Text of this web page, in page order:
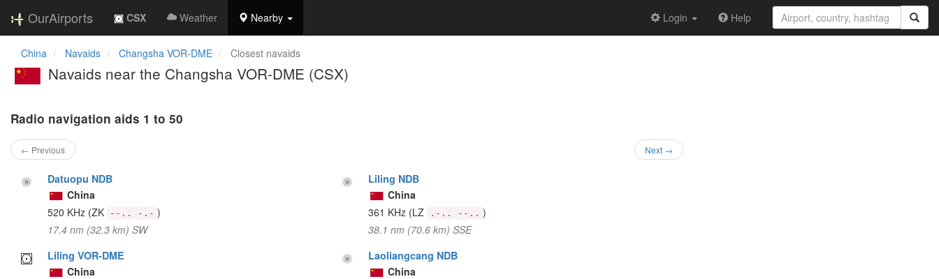
OurAirports CSX Weather Nearby Login Help
China Navaids Changsha VOR-DME Closest navaids
Navaids near the Changsha VOR-DME (CSX)
Radio navigation aids 1 to 50
← Previous Next →
Datuopu NDB
China
520 KHz (ZK --.. -.- )
17.4 nm (32.3 km) SW
Liling NDB
China
361 KHz (LZ .-.. --.. )
38.1 nm (70.6 km) SSE
Liling VOR-DME
China
Laoliangcang NDB
China